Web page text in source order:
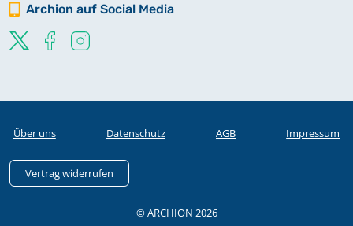
Archion auf Social Media
Über uns Datenschutz AGB Impressum
Vertrag widerrufen
© ARCHION 2026